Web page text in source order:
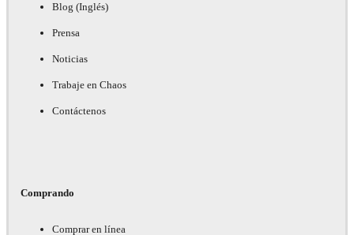
Blog (Inglés)
Prensa
Noticias
Trabaje en Chaos
Contáctenos
Comprando
Comprar en línea